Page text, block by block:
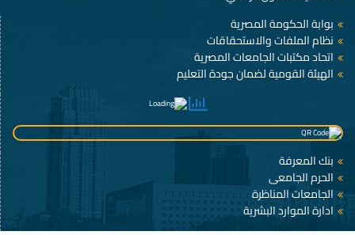
بوابة الحكومة المصرية
نظام الملفات والاستحقاقات
اتحاد مكتبات الجامعات المصرية
الهيئة القومية لضمان جودة التعليم
بنك المعرفة
الحرم الجامعى
الجامعات المناظرة
ادارة الموارد البشرية